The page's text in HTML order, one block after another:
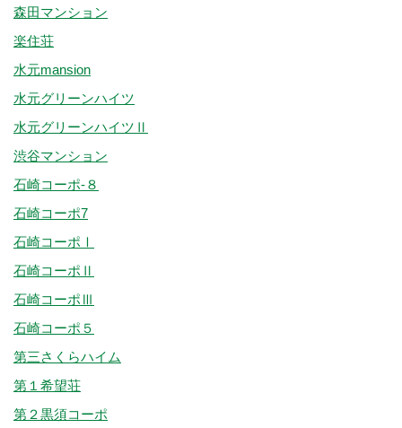
森田マンション
楽住荘
水元mansion
水元グリーンハイツ
水元グリーンハイツⅡ
渋谷マンション
石崎コーポ-８
石崎コーポ7
石崎コーポⅠ
石崎コーポⅡ
石崎コーポⅢ
石崎コーポ５
第三さくらハイム
第１希望荘
第２黒須コーポ